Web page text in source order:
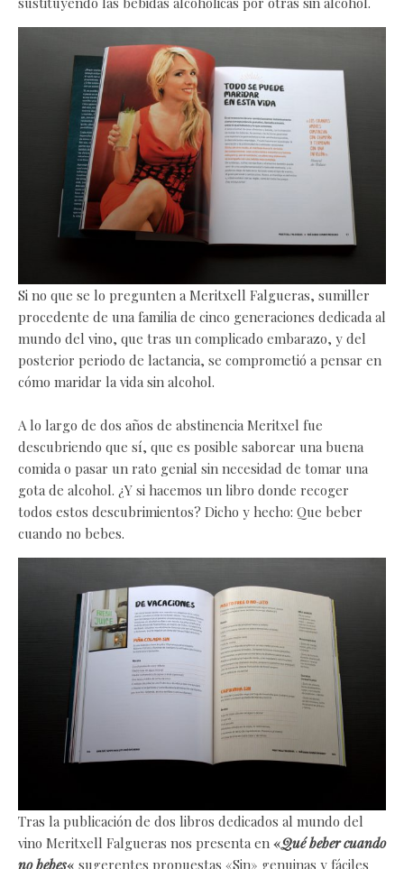
Si no que se lo pregunten a Meritxell Falgueras, sumiller
procedente de una familia de cinco generaciones dedicada al
mundo del vino, que tras un complicado embarazo, y del
posterior periodo de lactancia, se comprometió a pensar en
cómo maridar la vida sin alcohol.
A lo largo de dos años de abstinencia Meritxel fue
descubriendo que sí, que es posible saborear una buena
comida o pasar un rato genial sin necesidad de tomar una
gota de alcohol. ¿Y si hacemos un libro donde recoger
todos estos descubrimientos? Dicho y hecho: Que beber
cuando no bebes.
Tras la publicación de dos libros dedicados al mundo del
vino Meritxell Falgueras nos presenta en «Qué beber cuando
no bebes« sugerentes propuestas «Sin» genuinas y fáciles